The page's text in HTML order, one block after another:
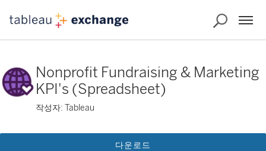
Nonprofit Fundraising & Marketing
KPI's (Spreadsheet)
작성자: Tableau
다운로드